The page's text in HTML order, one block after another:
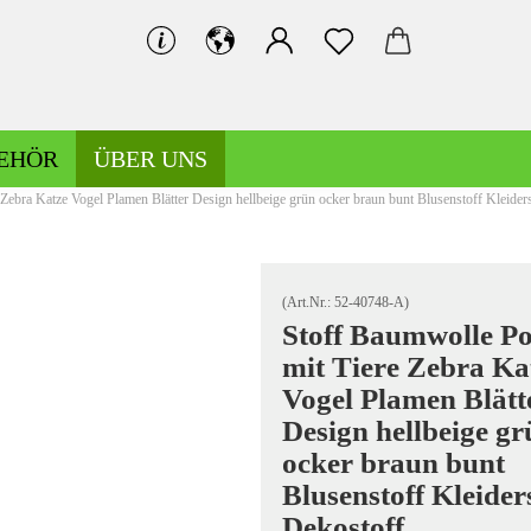
Leinen gemustert
ÜBER UNS
Katze Vogel Plamen Blätter Design hellbeige grün ocker braun bunt Blusenstoff
(Art.Nr.: 52-40748-A)
Stoff Baumwolle
mit Tiere Zebra
Vogel Plamen
Design hellbeige
ocker braun bunt
Blusenstoff